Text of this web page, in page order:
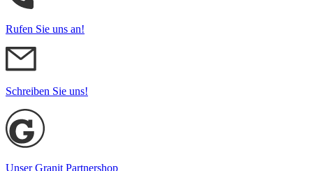
Rufen Sie uns an!
Schreiben Sie uns!
Unser Granit Partnershop